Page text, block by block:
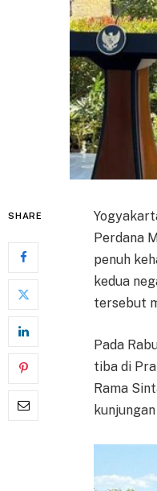
SHARE
Perdana
penuh
kedua
tersebut
Pada
tiba di
Rama